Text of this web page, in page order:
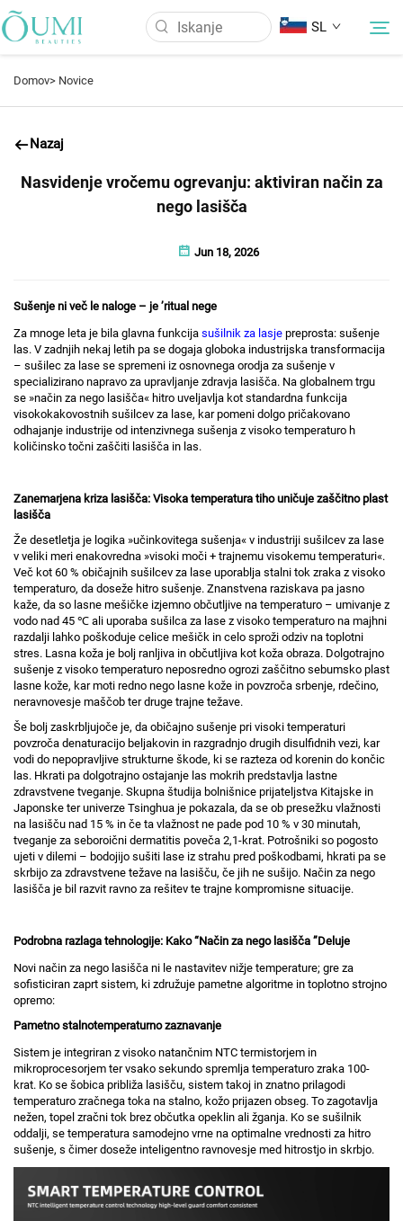
SL
Izdelki
Pogosto Zastavljena Vprašanja
Kontaktirajte nas
Domov> Novice
Nazaj
Nasvidenje vročemu ogrevanju: aktiviran način za
nego lasišča
Jun 18, 2026
Sušenje ni več le naloge – je ’ritual nege
Za mnoge leta je bila glavna funkcija sušilnik za lasje preprosta: sušenje
las. V zadnjih nekaj letih pa se dogaja globoka industrijska transformacija
– sušilec za lase se spremeni iz osnovnega orodja za sušenje v
specializirano napravo za upravljanje zdravja lasišča. Na globalnem trgu
se »način za nego lasišča« hitro uveljavlja kot standardna funkcija
visokokakovostnih sušilcev za lase, kar pomeni dolgo pričakovano
odhajanje industrije od intenzivnega sušenja z visoko temperaturo h
količinsko točni zaščiti lasišča in las.
Zanemarjena kriza lasišča: Visoka temperatura tiho uničuje zaščitno plast
lasišča
Že desetletja je logika »učinkovitega sušenja« v industriji sušilcev za lase
v veliki meri enakovredna »visoki moči + trajnemu visokemu temperaturi«.
Več kot 60 % običajnih sušilcev za lase uporablja stalni tok zraka z visoko
temperaturo, da doseže hitro sušenje. Znanstvena raziskava pa jasno
kaže, da so lasne mešičke izjemno občutljive na temperaturo – umivanje z
vodo nad 45 ℃ ali uporaba sušilca za lase z visoko temperaturo na majhni
razdalji lahko poškoduje celice mešičk in celo sproži odziv na toplotni
stres. Lasna koža je bolj ranljiva in občutljiva kot koža obrazа. Dolgotrajno
sušenje z visoko temperaturo neposredno ogrozi zaščitno sebumsko plast
lasne kože, kar moti redno nego lasne kože in povzroča srbenje, rdečino,
neravnovesje maščob ter druge trajne težave.
Še bolj zaskrbljujoče je, da običajno sušenje pri visoki temperaturi
povzroča denaturacijo beljakovin in razgradnjo drugih disulfidnih vezi, kar
vodi do nepopravljive strukturne škode, ki se razteza od korenin do končic
las. Hkrati pa dolgotrajno ostajanje las mokrih predstavlja lastne
zdravstvene tveganje. Skupna študija bolnišnice prijateljstva Kitajske in
Japonske ter univerze Tsinghua je pokazala, da se ob presežku vlažnosti
na lasišču nad 15 % in če ta vlažnost ne pade pod 10 % v 30 minutah,
tveganje za seboroični dermatitis poveča 2,1-krat. Potrošniki so pogosto
ujeti v dilemi – bodojijo sušiti lase iz strahu pred poškodbami, hkrati pa se
skrbijo za zdravstvene težave na lasišču, če jih ne sušijo. Način za nego
lasišča je bil razvit ravno za rešitev te trajne kompromisne situacije.
Podrobna razlaga tehnologije: Kako“Način za nego lasišča ”Deluje
Novi način za nego lasišča ni le nastavitev nižje temperature; gre za
sofisticiran zaprt sistem, ki združuje pametne algoritme in toplotno strojno
opremo:
Pametno stalnotemperaturno zaznavanje
Sistem je integriran z visoko natančnim NTC termistorjem in
mikroprocesorjem ter vsako sekundo spremlja temperaturo zraka 100-
krat. Ko se šobica približa lasišču, sistem takoj in znatno prilagodi
temperaturo zračnega toka na stalno, kožo prijazen obseg. To zagotavlja
nežen, topel zračni tok brez občutka opeklin ali žganja. Ko se sušilnik
oddalji, se temperatura samodejno vrne na optimalne vrednosti za hitro
sušenje, s čimer doseže inteligentno ravnovesje med hitrostjo in skrbjo.